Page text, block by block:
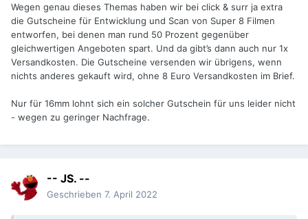
Wegen genau dieses Themas haben wir bei click & surr ja extra
die Gutscheine für Entwicklung und Scan von Super 8 Filmen
entworfen, bei denen man rund 50 Prozent gegenüber
gleichwertigen Angeboten spart. Und da gibt’s dann auch nur 1x
Versandkosten. Die Gutscheine versenden wir übrigens, wenn
nichts anderes gekauft wird, ohne 8 Euro Versandkosten im Brief.
Nur für 16mm lohnt sich ein solcher Gutschein für uns leider nicht
- wegen zu geringer Nachfrage.
-- JS. --
Geschrieben 7. April 2022